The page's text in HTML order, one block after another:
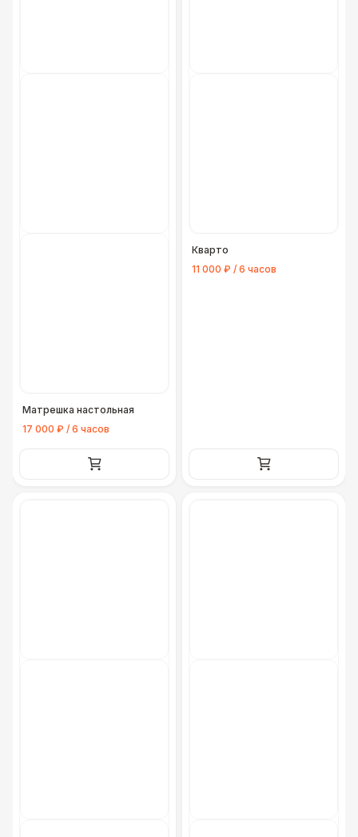
Матрешка настольная
17 000 ₽ / 6 часов
Кварто
11 000 ₽ / 6 часов